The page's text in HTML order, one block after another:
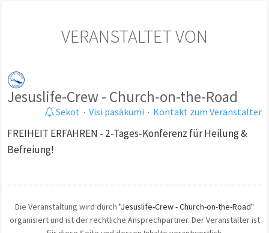
VERANSTALTET VON
Jesuslife-Crew - Church-on-the-Road
Sekot · Visi pasākumi · Kontakt zum Veranstalter
FREIHEIT ERFAHREN - 2-Tages-Konferenz für Heilung &
Befreiung!
Die Veranstaltung wird durch "Jesuslife-Crew - Church-on-the-Road"
organisiert und ist der rechtliche Ansprechpartner. Der Veranstalter ist